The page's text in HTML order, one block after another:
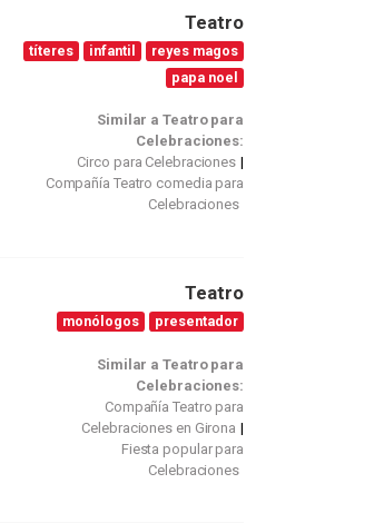
Teatro
títeres infantil
reyes magos
papa noel
Similar a Teatro para
Celebraciones:
Circo para Celebraciones
Compañía Teatro comedia para
Celebraciones
Teatro
monólogos presentador
Similar a Teatro para
Celebraciones:
Compañía Teatro para
Celebraciones en Girona
Fiesta popular para
Celebraciones